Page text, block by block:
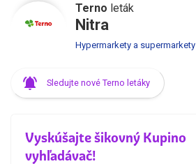
Terno leták
Nitra
Hypermarkety a supermarkety
Sledujte nové Terno letáky
Vyskúšajte šikovný Kupino
vyhľadávač!